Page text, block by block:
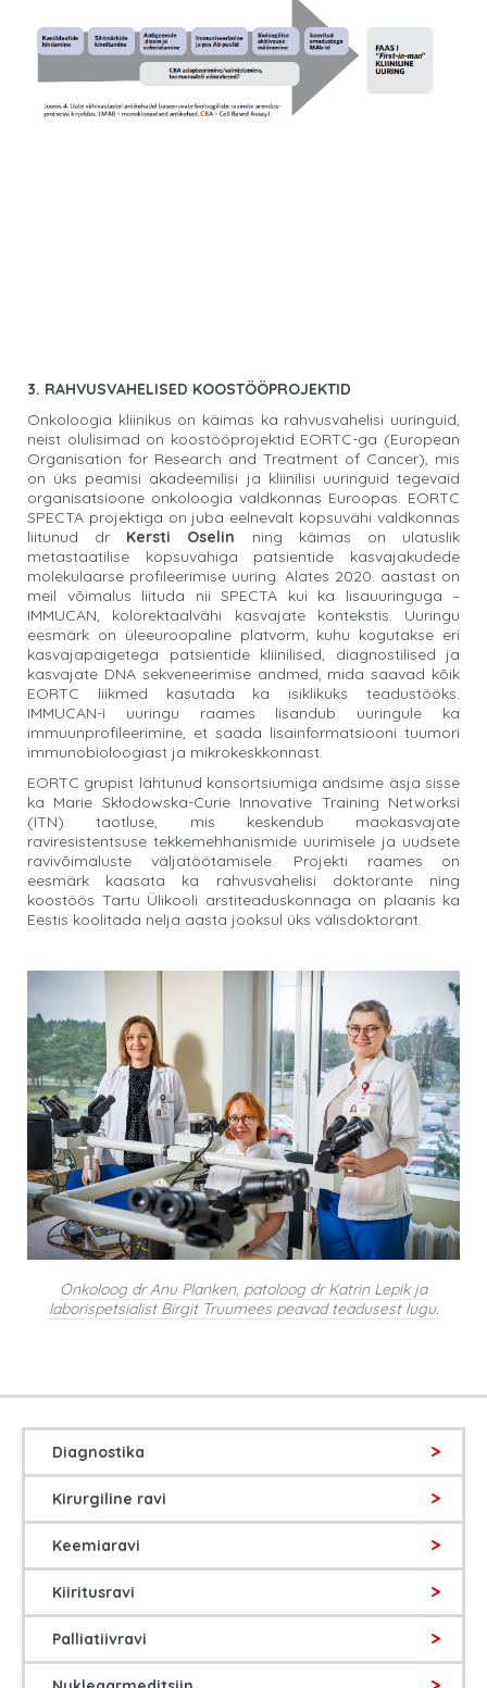
3. RAHVUSVAHELISED KOOSTÖÖPROJEKTID
Onkoloogia kliinikus on käimas ka rahvusvahelisi uuringuid,
neist olulisimad on koostööprojektid EORTC-ga (European
Organisation for Research and Treatment of Cancer), mis
on üks peamisi akadeemilisi ja kliinilisi uuringuid tegevaid
organisatsioone onkoloogia valdkonnas Euroopas. EORTC
SPECTA projektiga on juba eelnevalt kopsuvähi valdkonnas
liitunud dr Kersti Oselin ning käimas on ulatuslik
metastaatilise kopsuvähiga patsientide kasvajakudede
molekulaarse profileerimise uuring. Alates 2020. aastast on
meil võimalus liituda nii SPECTA kui ka lisauuringuga –
IMMUCAN, kolorektaalvähi kasvajate kontekstis. Uuringu
eesmärk on üleeuroopaline platvorm, kuhu kogutakse eri
kasvajapaigetega patsientide kliinilised, diagnostilised ja
kasvajate DNA sekveneerimise andmed, mida saavad kõik
EORTC liikmed kasutada ka isiklikuks teadustööks.
IMMUCAN-i uuringu raames lisandub uuringule ka
immuunprofileerimine, et saada lisainformatsiooni tuumori
immunobioloogiast ja mikrokeskkonnast.
EORTC grupist lähtunud konsortsiumiga andsime äsja sisse
ka Marie Skłodowska-Curie Innovative Training Networksi
(ITN) taotluse, mis keskendub maokasvajate
raviresistentsuse tekkemehhanismide uurimisele ja uudsete
ravivõimaluste väljatöötamisele. Projekti raames on
eesmärk kaasata ka rahvusvahelisi doktorante ning
koostöös Tartu Ülikooli arstiteaduskonnaga on plaanis ka
Eestis koolitada nelja aasta jooksul üks välisdoktorant.
Onkoloog dr Anu Planken, patoloog dr Katrin Lepik ja
laborispetsialist Birgit Truumees peavad teadusest lugu.
Diagnostika
Kirurgiline ravi
Keemiaravi
Kiiritusravi
Palliatiivravi